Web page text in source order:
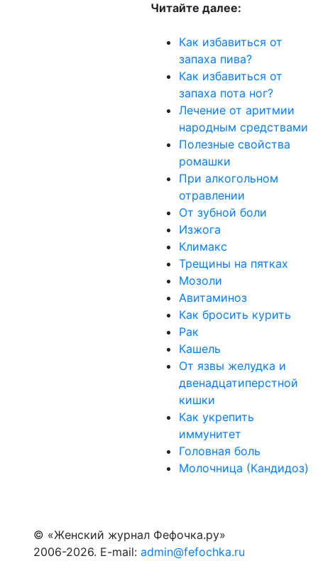
Читайте далее:
Как избавиться от
запаха пива?
Как избавиться от
запаха пота ног?
Лечение от аритмии
народным средствами
Полезные свойства
ромашки
При алкогольном
отравлении
От зубной боли
Изжога
Климакс
Трещины на пятках
Мозоли
Авитаминоз
Как бросить курить
Рак
Кашель
От язвы желудка и
двенадцатиперстной
кишки
Как укрепить
иммунитет
Головная боль
Молочница (Кандидоз)
© «Женский журнал Фефочка.ру»
2006-2026. E-mail: admin@fefochka.ru